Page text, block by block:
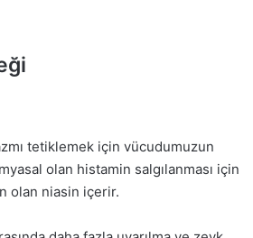
tetiklemek için vücudumuzun
olan histamin salgılanması için
olan niasin içerir.